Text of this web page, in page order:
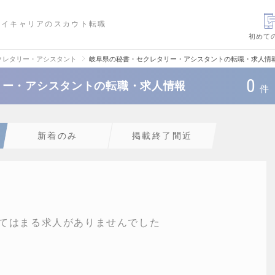
キャリアのスカウト転職
初めて
レタリー・アシスタント 岐阜県の秘書・セクレタリー・アシスタントの転職・求人情
・アシスタントの転職・求人情報 0 件
新着のみ 掲載終了間近
はまる求人がありませんでした